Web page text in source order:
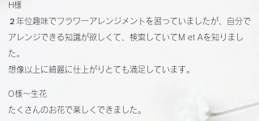
H様
２年位趣味でフラワーアレンジメントを習っていましたが、自分で
アレンジできる知識が欲しくて、検索していてM et Aを知りまし
た。
想像以上に綺麗に仕上がりとても満足しています。
O様～生花
たくさんのお花で楽しくできました。